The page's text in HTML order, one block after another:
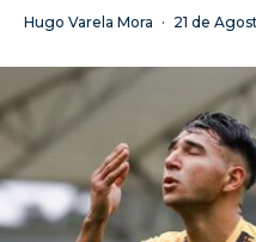
Hugo Varela Mora · 21 de